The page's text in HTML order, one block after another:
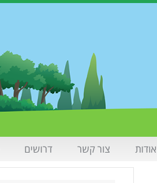
אודות צור קשר דרושים